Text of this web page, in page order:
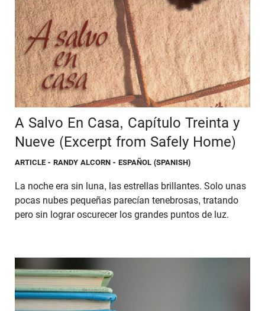
A Salvo En Casa, Capítulo Treinta y
Nueve (Excerpt from Safely Home)
ARTICLE - RANDY ALCORN - ESPAÑOL (SPANISH)
La noche era sin luna, las estrellas brillantes. Solo unas
pocas nubes pequeñas parecían tenebrosas, tratando
pero sin lograr oscurecer los grandes puntos de luz.